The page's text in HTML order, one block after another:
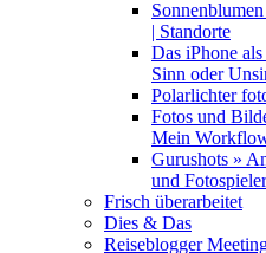
| Standorte
Das iPhone
Sinn oder
Polarlichter
Fotos und
Mein
Gurushots »
und
Frisch überarbeitet
Dies & Das
Reiseblogger